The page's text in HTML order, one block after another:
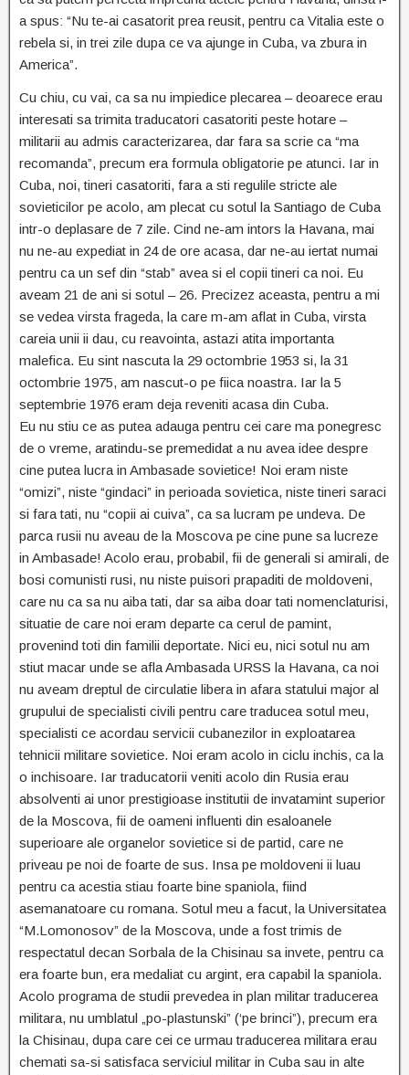
a spus: “Nu te-ai casatorit prea reusit, pentru ca Vitalia este o
rebela si, in trei zile dupa ce va ajunge in Cuba, va zbura in
America”.
Cu chiu, cu vai, ca sa nu impiedice plecarea – deoarece erau
interesati sa trimita traducatori casatoriti peste hotare –
militarii au admis caracterizarea, dar fara sa scrie ca “ma
recomanda”, precum era formula obligatorie pe atunci. Iar in
Cuba, noi, tineri casatoriti, fara a sti regulile stricte ale
sovieticilor pe acolo, am plecat cu sotul la Santiago de Cuba
intr-o deplasare de 7 zile. Cind ne-am intors la Havana, mai
nu ne-au expediat in 24 de ore acasa, dar ne-au iertat numai
pentru ca un sef din “stab” avea si el copii tineri ca noi. Eu
aveam 21 de ani si sotul – 26. Precizez aceasta, pentru a mi
se vedea virsta frageda, la care m-am aflat in Cuba, virsta
careia unii ii dau, cu reavointa, astazi atita importanta
malefica. Eu sint nascuta la 29 octombrie 1953 si, la 31
octombrie 1975, am nascut-o pe fiica noastra. Iar la 5
septembrie 1976 eram deja reveniti acasa din Cuba.
Eu nu stiu ce as putea adauga pentru cei care ma ponegresc
de o vreme, aratindu-se premedidat a nu avea idee despre
cine putea lucra in Ambasade sovietice! Noi eram niste
“omizi”, niste “gindaci” in perioada sovietica, niste tineri saraci
si fara tati, nu “copii ai cuiva”, ca sa lucram pe undeva. De
parca rusii nu aveau de la Moscova pe cine pune sa lucreze
in Ambasade! Acolo erau, probabil, fii de generali si amirali, de
bosi comunisti rusi, nu niste puisori prapaditi de moldoveni,
care nu ca sa nu aiba tati, dar sa aiba doar tati nomenclaturisi,
situatie de care noi eram departe ca cerul de pamint,
provenind toti din familii deportate. Nici eu, nici sotul nu am
stiut macar unde se afla Ambasada URSS la Havana, ca noi
nu aveam dreptul de circulatie libera in afara statului major al
grupului de specialisti civili pentru care traducea sotul meu,
specialisti ce acordau servicii cubanezilor in exploatarea
tehnicii militare sovietice. Noi eram acolo in ciclu inchis, ca la
o inchisoare. Iar traducatorii veniti acolo din Rusia erau
absolventi ai unor prestigioase institutii de invatamint superior
de la Moscova, fii de oameni influenti din esaloanele
superioare ale organelor sovietice si de partid, care ne
priveau pe noi de foarte de sus. Insa pe moldoveni ii luau
pentru ca acestia stiau foarte bine spaniola, fiind
asemanatoare cu romana. Sotul meu a facut, la Universitatea
“M.Lomonosov” de la Moscova, unde a fost trimis de
respectatul decan Sorbala de la Chisinau sa invete, pentru ca
era foarte bun, era medaliat cu argint, era capabil la spaniola.
Acolo programa de studii prevedea in plan militar traducerea
militara, nu umblatul „po-plastunski” (‘pe brinci”), precum era
la Chisinau, dupa care cei ce urmau traducerea militara erau
chemati sa-si satisfaca serviciul militar in Cuba sau in alte